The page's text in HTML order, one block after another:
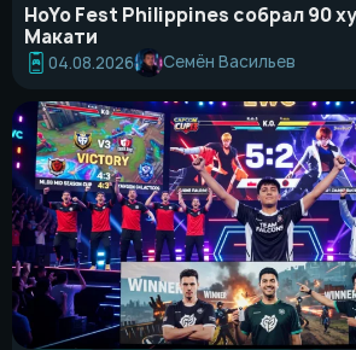
HoYo Fest Philippines собрал 90
Макати
04.08.2026 Семён Васильев